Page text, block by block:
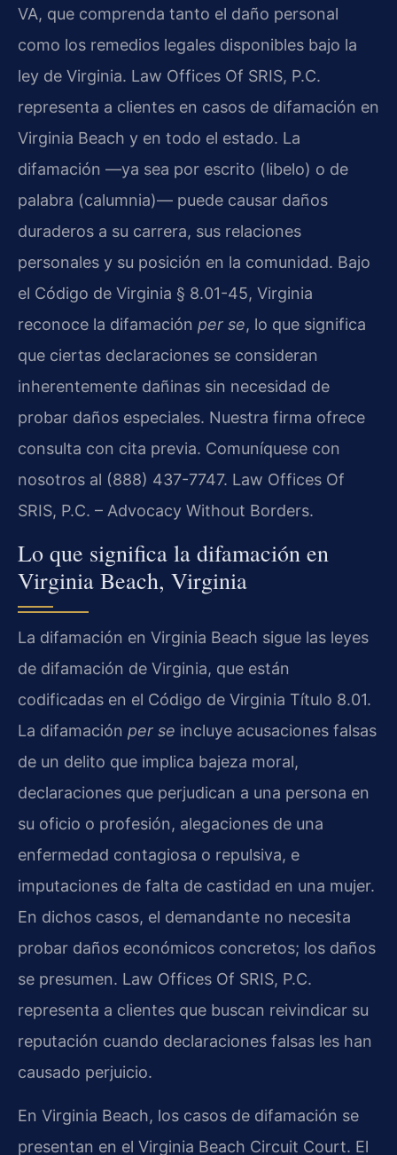
VA, que comprenda tanto el daño personal
como los remedios legales disponibles bajo la
ley de Virginia. Law Offices Of SRIS, P.C.
representa a clientes en casos de difamación en
Virginia Beach y en todo el estado. La
difamación —ya sea por escrito (libelo) o de
palabra (calumnia)— puede causar daños
duraderos a su carrera, sus relaciones
personales y su posición en la comunidad. Bajo
el Código de Virginia § 8.01-45, Virginia
reconoce la difamación per se, lo que significa
que ciertas declaraciones se consideran
inherentemente dañinas sin necesidad de
probar daños especiales. Nuestra firma ofrece
consulta con cita previa. Comuníquese con
nosotros al (888) 437-7747. Law Offices Of
SRIS, P.C. – Advocacy Without Borders.
Lo que significa la difamación en
Virginia Beach, Virginia
La difamación en Virginia Beach sigue las leyes
de difamación de Virginia, que están
codificadas en el Código de Virginia Título 8.01.
La difamación per se incluye acusaciones falsas
de un delito que implica bajeza moral,
declaraciones que perjudican a una persona en
su oficio o profesión, alegaciones de una
enfermedad contagiosa o repulsiva, e
imputaciones de falta de castidad en una mujer.
En dichos casos, el demandante no necesita
probar daños económicos concretos; los daños
se presumen. Law Offices Of SRIS, P.C.
representa a clientes que buscan reivindicar su
reputación cuando declaraciones falsas les han
causado perjuicio.
En Virginia Beach, los casos de difamación se
presentan en el Virginia Beach Circuit Court. El